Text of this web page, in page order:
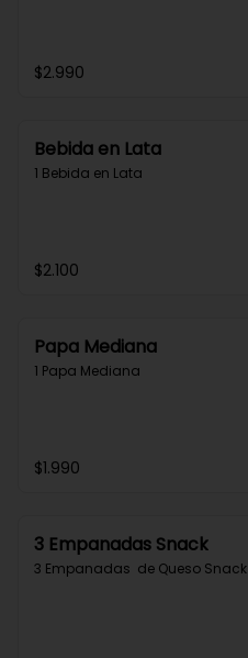
$2.990
Bebida en Lata
1 Bebida en Lata
$2.100
Papa Mediana
1 Papa Mediana
$1.990
3 Empanadas Snack
3 Empanadas  de Queso Snack